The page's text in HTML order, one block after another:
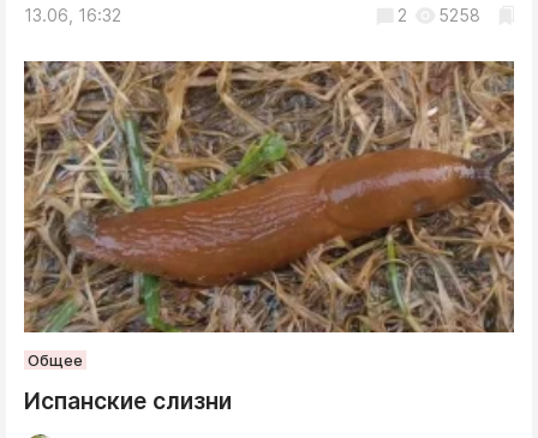
13.06, 16:32 2 5258
Общее
Испанские слизни